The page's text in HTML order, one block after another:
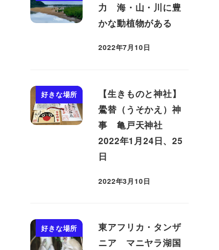
力 海・山・川に豊
かな動植物がある
投稿日
2022年7月10日
好きな場所
【生きものと神社】
鷽替（うそかえ）神
事 亀戸天神社
2022年1月24日、25
日
投稿日
2022年3月10日
好きな場所
東アフリカ・タンザ
ニア マニヤラ湖国